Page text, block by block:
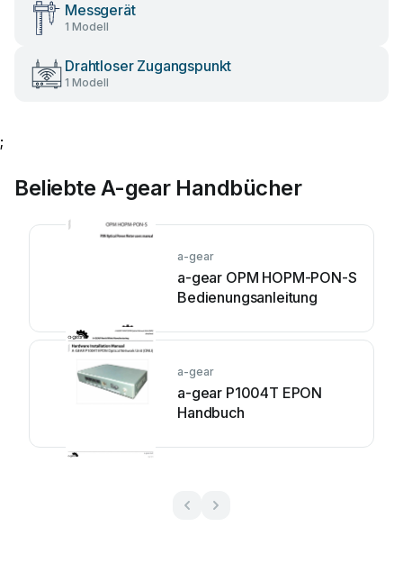
Messgerät
1 Modell
Drahtloser Zugangspunkt
1 Modell
;
Beliebte A-gear Handbücher
a-gear
a-gear OPM HOPM-PON-S
Bedienungsanleitung
a-gear
a-gear P1004T EPON
Handbuch